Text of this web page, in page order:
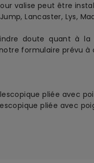
valise peut être
Lancaster, Lys,
doute quant à la
formulaire prévu à
pliée avec
pliée avec